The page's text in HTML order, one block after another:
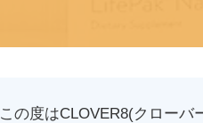
この度はCLOVER8(クロー